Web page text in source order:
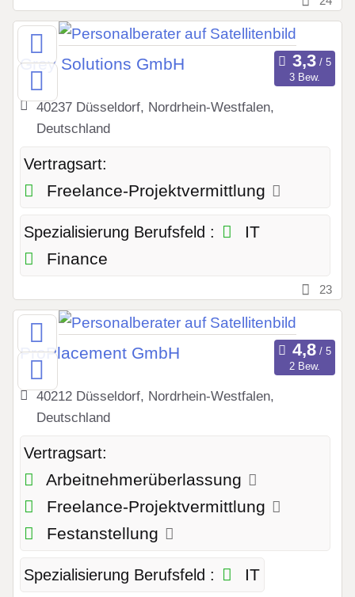
Grey Solutions GmbH
3 Bew.
40237 Düsseldorf, Nordrhein-Westfalen,
Deutschland
Vertragsart:
Freelance-Projektvermittlung
Spezialisierung Berufsfeld :
IT
Finance
23
ProPlacement GmbH
2 Bew.
40212 Düsseldorf, Nordrhein-Westfalen,
Deutschland
Vertragsart:
Arbeitnehmerüberlassung
Freelance-Projektvermittlung
Festanstellung
Spezialisierung Berufsfeld : IT